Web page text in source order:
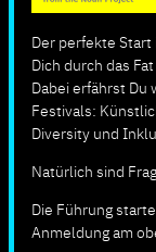
Der perfekte
Dich durch das
Dabei erfährst
Festivals:
Diversity und
Natürlich sind
Die Führung
Anmeldung am